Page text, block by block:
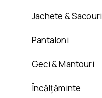
Jachete & Sacouri
Pantaloni
Geci & Mantouri
Încălțăminte